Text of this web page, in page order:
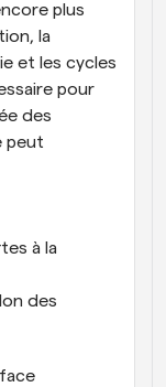
plus
la
et les cycles
pour
des
peut
à la
des